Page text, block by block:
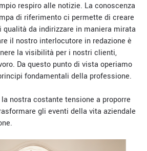
respiro alle notizie. La conoscenza
di riferimento ci permette di creare
qualità da indirizzare in maniera mirata
il nostro interlocutore in redazione è
la visibilità per i nostri clienti,
Da questo punto di vista operiamo
fondamentali della professione.
nostra costante tensione a proporre
gli eventi della vita aziendale